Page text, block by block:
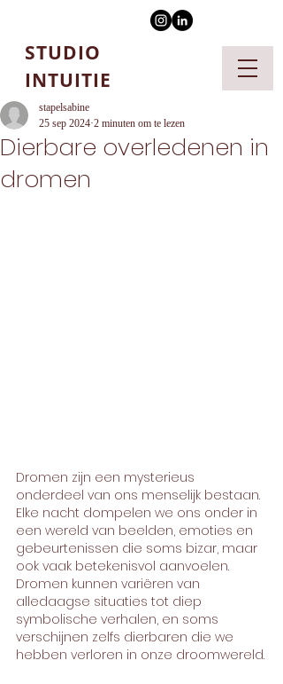
STUDIO
INTUITIE
Dierbare overledenen in
dromen
stapelsabine
25 sep 2024 2 minuten om te lezen
Dromen zijn een mysterieus
onderdeel van ons menselijk bestaan.
Elke nacht dompelen we ons onder in
een wereld van beelden, emoties en
gebeurtenissen die soms bizar, maar
ook vaak betekenisvol aanvoelen.
Dromen kunnen variëren van
alledaagse situaties tot diep
symbolische verhalen, en soms
verschijnen zelfs dierbaren die we
hebben verloren in onze droomwereld.